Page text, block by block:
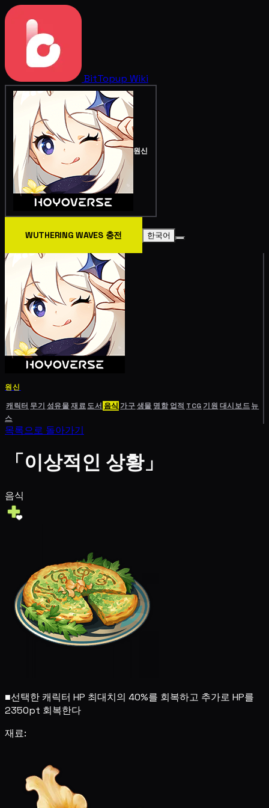
BitTopup Wiki
원신
WUTHERING WAVES 충전 한국어
원신
캐릭터 무기 성유물재료도서 음식 가구생물 명함 업적 TCG기원 대시보드뉴
스
목록으로 돌아가기
「이상적인 상황」
음식
■선택한 캐릭터 HP 최대치의 40%를 회복하고 추가로 HP를
2350pt 회복한다
재료: